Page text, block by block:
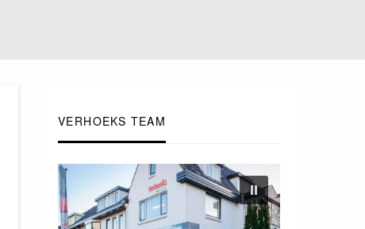
VERHOEKS TEAM